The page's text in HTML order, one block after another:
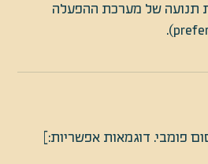
תנועה של מערכת ההפעלה